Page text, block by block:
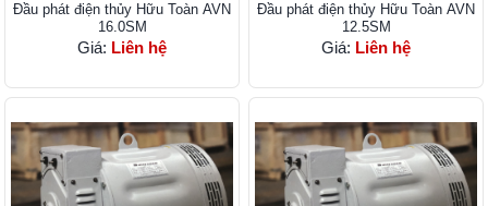
Đầu phát điện thủy Hữu Toàn AVN
16.0SM
Giá: Liên hệ
Đầu phát điện thủy Hữu Toàn AVN
12.5SM
Giá: Liên hệ